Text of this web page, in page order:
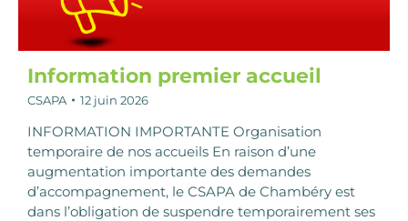
Information premier accueil
CSAPA 12 juin 2026
INFORMATION IMPORTANTE Organisation
temporaire de nos accueils En raison d’une
augmentation importante des demandes
d’accompagnement, le CSAPA de Chambéry est
dans l’obligation de suspendre temporairement ses